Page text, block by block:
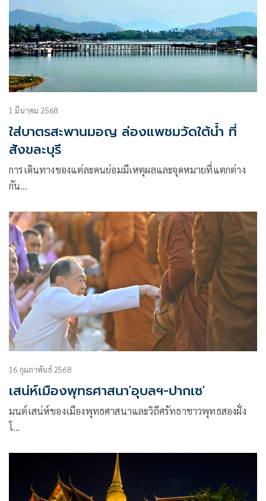
1 มีนาคม 2568
ใส่บาตรสะพานมอญ ล่องแพชมวัดใต้น้ำ ที่
สังขละบุรี
การเดินทางของแต่ละคนย่อมมีเหตุผลและจุดหมายที่แตกต่าง
กัน…
16 กุมภาพันธ์ 2568
เสน่ห์เมืองพุทธศาสนา'อุบลฯ-ปากเซ'
มนต์เสน่ห์ของเมืองพุทธศาสนาและวิถีศรัทธาชาวพุทธสองฝั่ง
โ…